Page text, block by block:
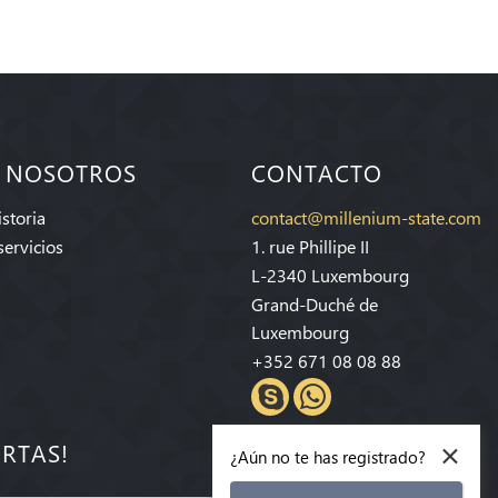
CONTACTO
contact@millenium-state.com
1. rue Phillipe II
L-2340 Luxembourg
Grand-Duché de
Luxembourg
+352 671 08 08 88
×
¿Aún no te has registrado?